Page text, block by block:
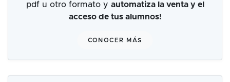
pdf u otro formato y automatiza la venta y el
acceso de tus alumnos!
CONOCER MÁS